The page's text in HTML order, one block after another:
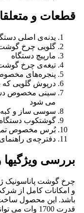
قطعات و
یدنه‌ی اصلی
گلویی چرخ
مارپیچ دستگاه
تیغه‌ی چرخ
پنجره‌های
درپوش گلویی که
سینی مخصوص
می شود
سوسی ساز و کبه
گوشتکوب دستگاه
بُرس مخصوص
دفترچه‌ی
بررسی
و امکانات کامل از
باشد. این محصول